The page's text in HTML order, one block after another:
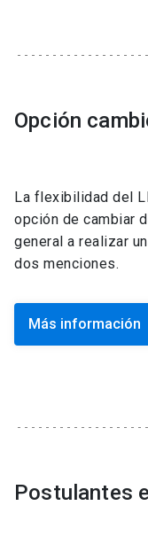
Opción
La flexibilidad del
opción de cambiar
general a realizar
dos menciones.
Más información
Postulantes